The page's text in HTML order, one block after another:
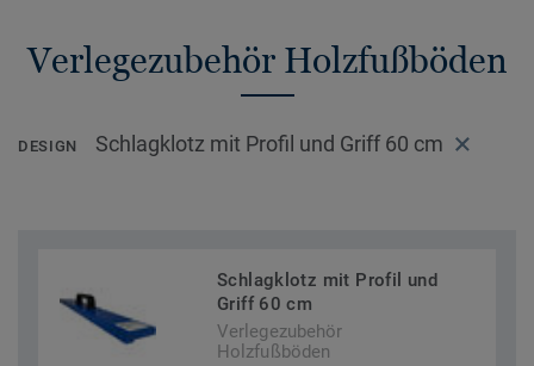
Verlegezubehör Holzfußböden
DESIGN Schlagklotz mit Profil und Griff 60 cm
Schlagklotz mit Profil und
Griff 60 cm
Verlegezubehör
Holzfußböden